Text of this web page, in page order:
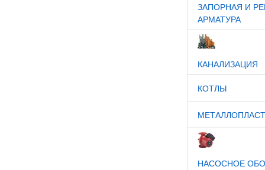
ЗАПОРНАЯ И
АРМАТУРА
КАНАЛИЗАЦИЯ
КОТЛЫ
НАСОСНОЕ